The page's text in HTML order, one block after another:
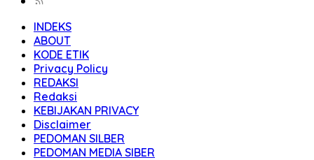
INDEKS
ABOUT
KODE ETIK
Privacy Policy
REDAKSI
Redaksi
KEBIJAKAN PRIVACY
Disclaimer
PEDOMAN SILBER
PEDOMAN MEDIA SIBER